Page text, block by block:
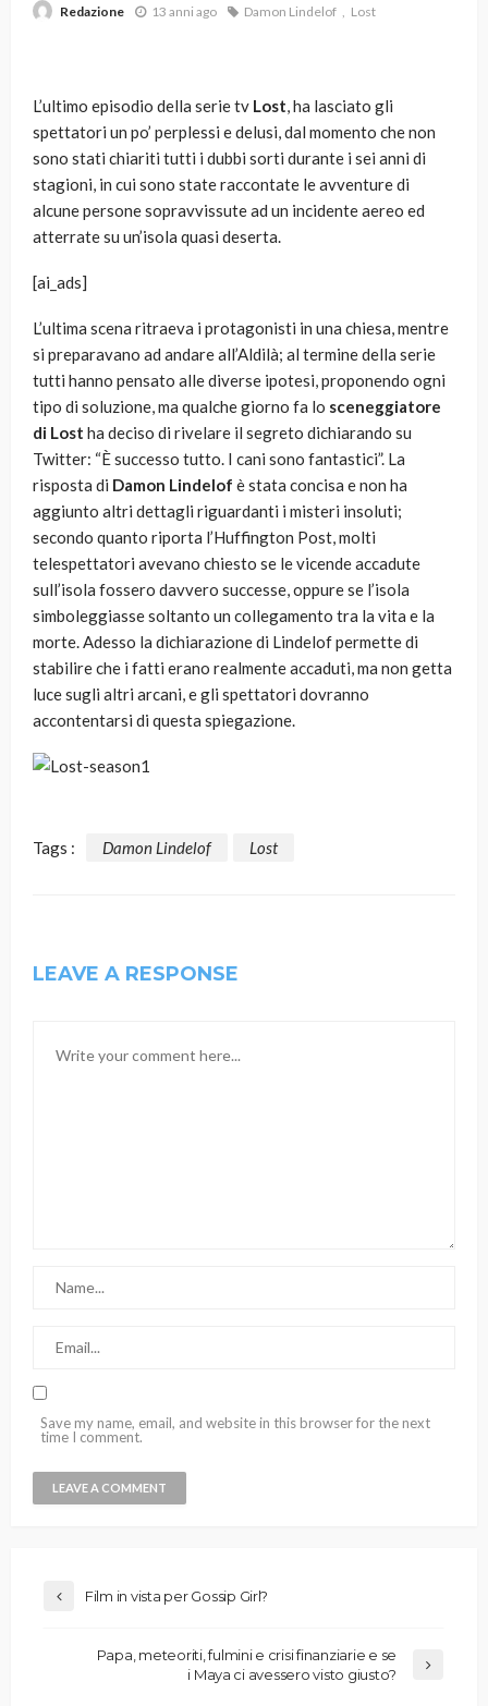
Redazione 13 anni ago Damon Lindelof Lost
L’ultimo episodio della serie tv Lost, ha lasciato gli
spettatori un po’ perplessi e delusi, dal momento che non
sono stati chiariti tutti i dubbi sorti durante i sei anni di
stagioni, in cui sono state raccontate le avventure di
alcune persone sopravvissute ad un incidente aereo ed
atterrate su un’isola quasi deserta.
[ai_ads]
L’ultima scena ritraeva i protagonisti in una chiesa, mentre
si preparavano ad andare all’Aldilà; al termine della serie
tutti hanno pensato alle diverse ipotesi, proponendo ogni
tipo di soluzione, ma qualche giorno fa lo sceneggiatore
di Lost ha deciso di rivelare il segreto dichiarando su
Twitter: “È successo tutto. I cani sono fantastici”. La
risposta di Damon Lindelof è stata concisa e non ha
aggiunto altri dettagli riguardanti i misteri insoluti;
secondo quanto riporta l’Huffington Post, molti
telespettatori avevano chiesto se le vicende accadute
sull’isola fossero davvero successe, oppure se l’isola
simboleggiasse soltanto un collegamento tra la vita e la
morte. Adesso la dichiarazione di Lindelof permette di
stabilire che i fatti erano realmente accaduti, ma non getta
luce sugli altri arcani, e gli spettatori dovranno
accontentarsi di questa spiegazione.
Tags : Damon Lindelof Lost
LEAVE A RESPONSE
Save my name, email, and website in this browser for the next
time I comment.
Film in vista per Gossip Girl?
Papa, meteoriti, fulmini e crisi finanziarie e se
i Maya ci avessero visto giusto?